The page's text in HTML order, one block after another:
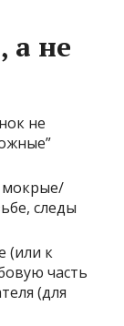
а не
не
мокрые/
следы
(или к
часть
(для